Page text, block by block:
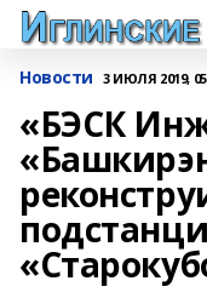
Новости 3 ИЮЛЯ 2019,
«БЭСК